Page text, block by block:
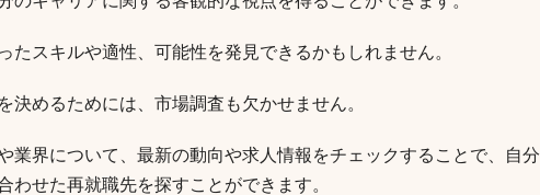
たスキルや適性、可能性を発見できるかもしれません。
決めるためには、市場調査も欠かせません。
業界について、最新の動向や求人情報をチェックすることで、自分
わせた再就職先を探すことができます。